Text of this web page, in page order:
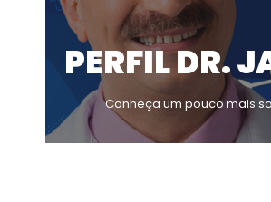
PERFIL DR.
Conheça um pouco mais